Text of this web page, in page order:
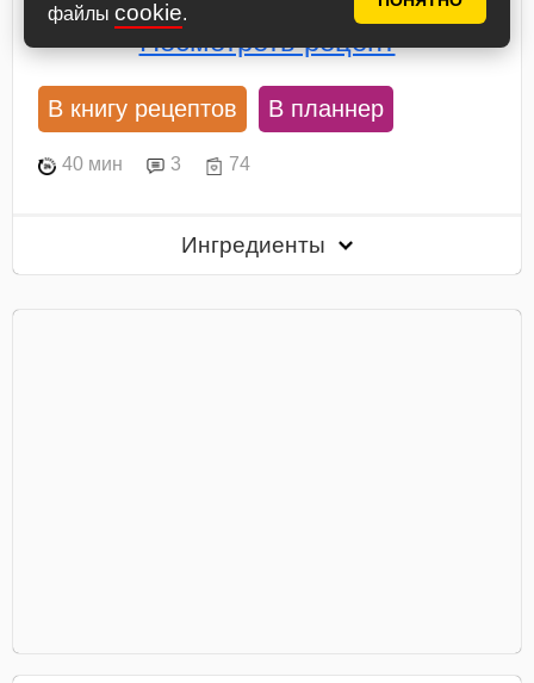
файлы cookie.
Посмотреть рецепт
В книгу рецептов В планнер
40 мин 3 74
Ингредиенты